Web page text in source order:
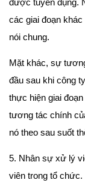
được tuyển dụng.
các giai đoạn
nói chung.
Mặt khác, sự
đầu sau khi công
thực hiện giai
tương tác chính
nó theo sau suốt
5. Nhân sự xử lý
viên trong tổ chức.